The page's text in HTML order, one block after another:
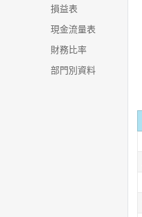
損益表
現金流量表
財務比率
部門別資料